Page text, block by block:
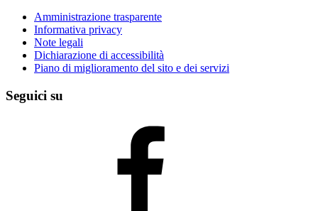
Amministrazione trasparente
Informativa privacy
Note legali
Dichiarazione di accessibilità
Piano di miglioramento del sito e dei servizi
Seguici su